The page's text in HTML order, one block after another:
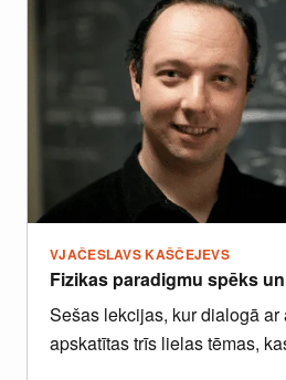
VJAČESLAVS KAŠČEJEVS
Fizikas paradigmu spēks
Sešas lekcijas, kur dialogā
apskatītas trīs lielas tēmas,
priekšstatu krasākos